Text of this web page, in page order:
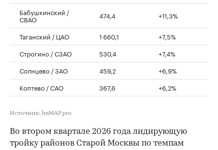
Бабушкинский /
СВАО 474,4 +11,3%
Таганский / ЦАО 1 660,1
+7,5%
Строгино / СЗАО
530,4
+7,4%
Солнцево / ЗАО
459,2
+6,9%
Коптево / САО
367,6 +6,2%
Источник: bnMAP.pro
Во втором квартале 2026 года лидирующую
тройку районов Старой Москвы по темпам